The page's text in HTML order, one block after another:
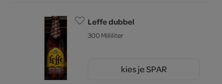
Leffe dubbel
300 Milliliter
kies je SPAR